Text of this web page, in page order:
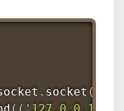
. socket (